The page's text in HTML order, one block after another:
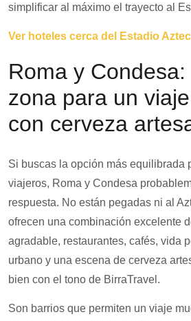
simplificar al máximo el trayecto al
Ver hoteles cerca del Estadio
Roma y
zona para un
con cerveza
Si buscas la opción más equilibrada
viajeros, Roma y Condesa
respuesta. No están pegadas ni al
ofrecen una combinación excelente
agradable, restaurantes, cafés, vida
urbano y una escena de cerveza
bien con el tono de BirraTravel.
Son barrios que permiten un viaje